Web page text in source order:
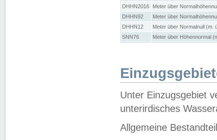
DHHN2016
Meter über
DHHN92
Meter über
DHHN12
Meter über Normalnull (m.
SNN76
Meter über Höhennormal
Unter Einzugsgebiet
unterirdisches
Allgemeine